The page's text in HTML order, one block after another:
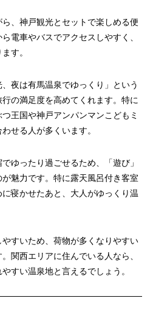
、神戸観光とセットで楽しめる便
電車やバスでアクセスしやすく、
す。
夜は有馬温泉でゆっくり」という
の満足度を高めてくれます。特に
王国や神戸アンパンマンこどもミ
せる人が多くいます。
ゆったり過ごせるため、「遊び」
魅力です。特に露天風呂付き客室
寝かせたあと、大人がゆっくり温
すいため、荷物が多くなりやすい
関西エリアに住んでいる人なら、
すい温泉地と言えるでしょう。